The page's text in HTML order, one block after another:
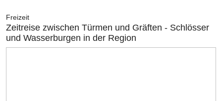
Freizeit
Zeitreise zwischen Türmen und Gräften - Schlösser
und Wasserburgen in der Region